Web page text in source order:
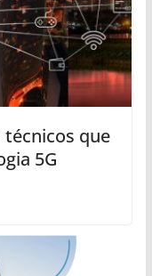
que
5G